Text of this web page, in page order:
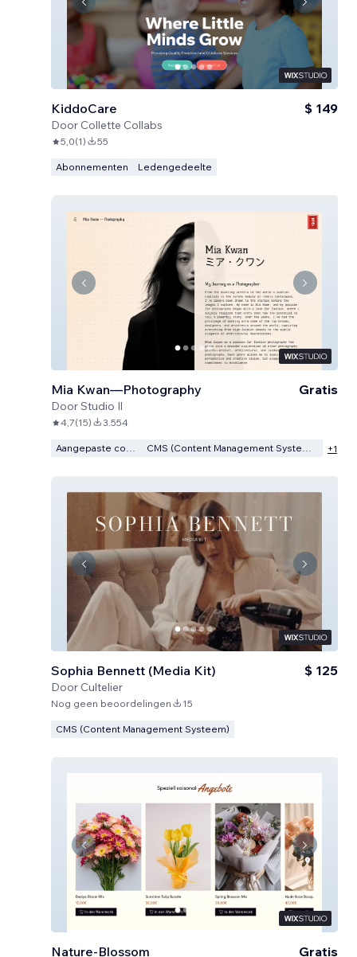
KiddoCare
Door Collette Collabs
$ 149
5,0(1) 55
Abonnementen Ledengedeelte
Mia Kwan—Photography
DoorStudio Il
Gratis
4,7(15) 3.554
Aangepaste code CMS (Content Management Systeem) +1
Sophia Bennett (Media Kit)
Door Cultelier
$ 125
Nog geen beoordelingen 15
CMS (Content Management Systeem)
Nature-Blossom Gratis